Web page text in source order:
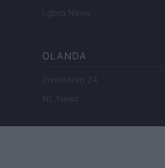
Lgbtq News
OLANDA
Investeren 24
NL Newz